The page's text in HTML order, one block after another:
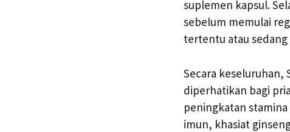
suplemen kapsul.
sebelum memulai
tertentu atau
Secara keseluruhan,
diperhatikan bagi
peningkatan
imun, khasiat